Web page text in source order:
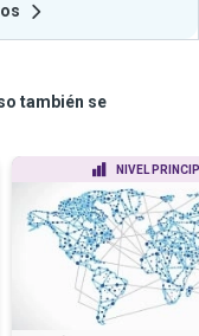
también se
NIVEL